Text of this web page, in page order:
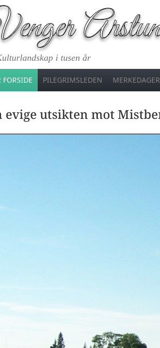
i tusen år
FORSIDE PILEGRIMSLEDEN MERKEDAGER
evige utsikten mot